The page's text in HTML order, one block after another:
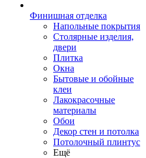
Финишная отделка
Напольные покрытия
Столярные изделия,
двери
Плитка
Окна
Бытовые и обойные
клеи
Лакокрасочные
материалы
Обои
Декор стен и потолка
Потолочный плинтус
Ещё